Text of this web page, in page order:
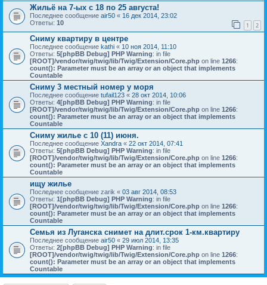
Жильё на 7-ых с 18 по 25 августа!
Последнее сообщение air50 « 16 дек 2014, 23:02
Ответы: 10 1 2
Сниму квартиру в центре
Последнее сообщение kathi « 10 ноя 2014, 11:10
Ответы: 5[phpBB Debug] PHP Warning: in file
[ROOT]/vendor/twig/twig/lib/Twig/Extension/Core.php on line 1266:
count(): Parameter must be an array or an object that implements
Countable
Сниму 3 местный номер у моря
Последнее сообщение tufail123 « 28 окт 2014, 10:06
Ответы: 4[phpBB Debug] PHP Warning: in file
[ROOT]/vendor/twig/twig/lib/Twig/Extension/Core.php on line 1266:
count(): Parameter must be an array or an object that implements
Countable
Сниму жилье с 10 (11) июня.
Последнее сообщение Xandra « 22 окт 2014, 07:41
Ответы: 5[phpBB Debug] PHP Warning: in file
[ROOT]/vendor/twig/twig/lib/Twig/Extension/Core.php on line 1266:
count(): Parameter must be an array or an object that implements
Countable
ищу жилье
Последнее сообщение zarik « 03 авг 2014, 08:53
Ответы: 1[phpBB Debug] PHP Warning: in file
[ROOT]/vendor/twig/twig/lib/Twig/Extension/Core.php on line 1266:
count(): Parameter must be an array or an object that implements
Countable
Семья из Луганска снимет на длит.срок 1-км.квартиру
Последнее сообщение air50 « 29 июл 2014, 13:35
Ответы: 2[phpBB Debug] PHP Warning: in file
[ROOT]/vendor/twig/twig/lib/Twig/Extension/Core.php on line 1266:
count(): Parameter must be an array or an object that implements
Countable